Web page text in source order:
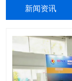
新闻资讯